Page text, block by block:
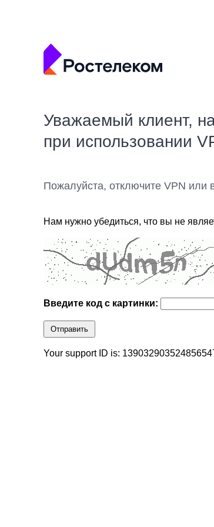
Уважаемый клиент,
при использовании
Пожалуйста, отключите VPN или
Нам нужно убедиться, что вы не
Введите код с картинки:
Отправить
Your support ID is: